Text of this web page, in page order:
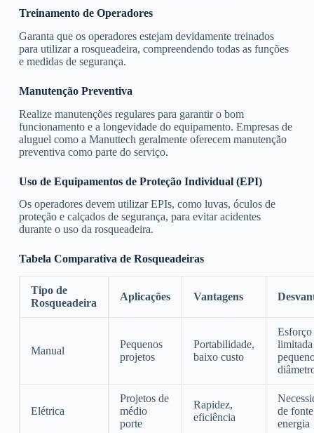
Treinamento de Operadores
Garanta que os operadores estejam devidamente treinados
para utilizar a rosqueadeira, compreendendo todas as funções
e medidas de segurança.
Manutenção Preventiva
Realize manutenções regulares para garantir o bom
funcionamento e a longevidade do equipamento. Empresas de
aluguel como a Manuttech geralmente oferecem manutenção
preventiva como parte do serviço.
Uso de Equipamentos de Proteção Individual (EPI)
Os operadores devem utilizar EPIs, como luvas, óculos de
proteção e calçados de segurança, para evitar acidentes
durante o uso da rosqueadeira.
Tabela Comparativa de Rosqueadeiras
Tipo de
Rosqueadeira
Aplicações Vantagens
Manual
Pequenos
projetos
Portabilidade,
baixo custo
limitada
Elétrica
Projetos de
médio
porte
Rapidez,
eficiência
de
energia